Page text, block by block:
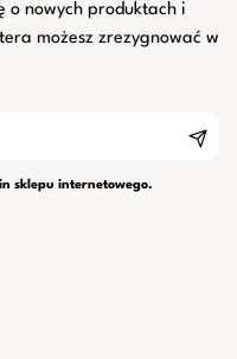
o nowych produktach i
możesz zrezygnować w
sklepu internetowego.